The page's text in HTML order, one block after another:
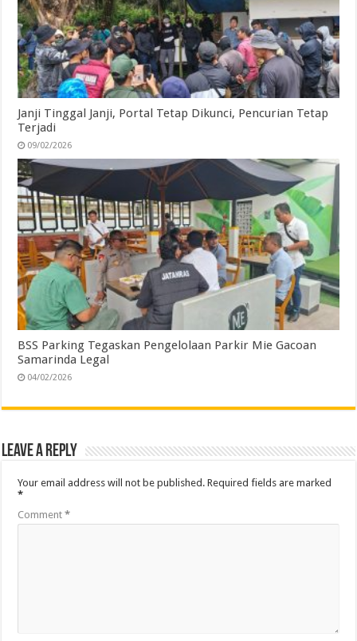
Janji Tinggal Janji, Portal Tetap Dikunci, Pencurian Tetap
Terjadi
09/02/2026
BSS Parking Tegaskan Pengelolaan Parkir Mie Gacoan
Samarinda Legal
04/02/2026
Leave a Reply
Your email address will not be published. Required fields are marked
*
Comment*